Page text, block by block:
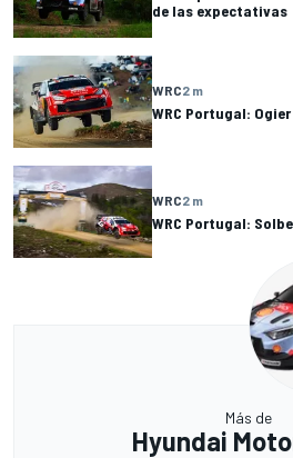
de las expectativas
WRC2 m
WRC Portugal:
WRC2 m
WRC Portugal:
Más de
Hyundai